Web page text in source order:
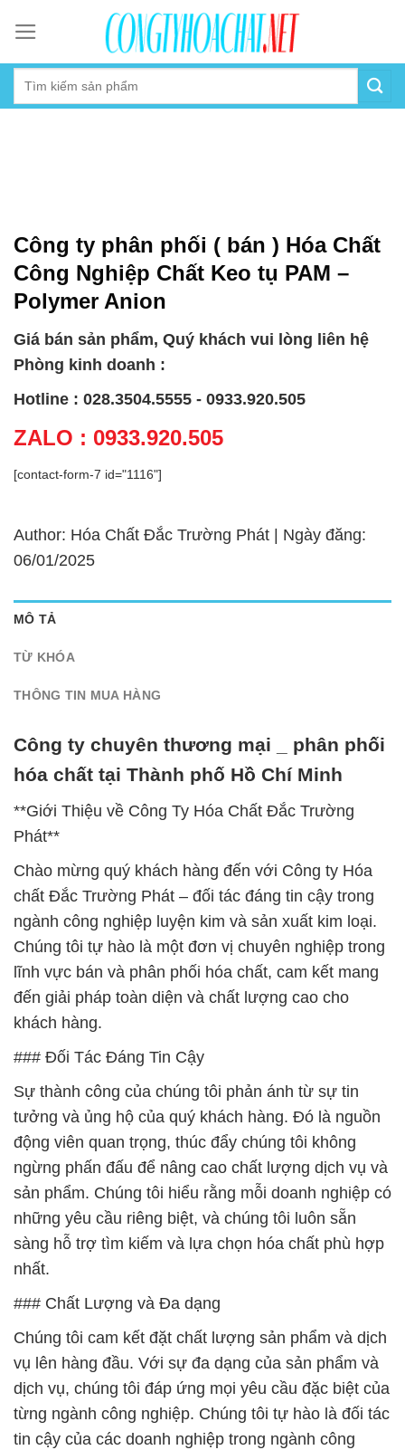
content
Công ty phân phối ( bán ) Hóa Chất
Công Nghiệp Chất Keo tụ PAM –
Polymer Anion
Giá bán sản phẩm, Quý khách vui lòng liên hệ
Phòng kinh doanh :
Hotline : 028.3504.5555 - 0933.920.505
ZALO : 0933.920.505
[contact-form-7 id="1116"]
Author: Hóa Chất Đắc Trường Phát | Ngày đăng:
06/01/2025
MÔ TẢ
TỪ KHÓA
THÔNG TIN MUA HÀNG
Công ty chuyên thương mại _ phân phối
hóa chất tại Thành phố Hồ Chí Minh
**Giới Thiệu về Công Ty Hóa Chất Đắc Trường
Phát**
Chào mừng quý khách hàng đến với Công ty Hóa
chất Đắc Trường Phát – đối tác đáng tin cậy trong
ngành công nghiệp luyện kim và sản xuất kim loại.
Chúng tôi tự hào là một đơn vị chuyên nghiệp trong
lĩnh vực bán và phân phối hóa chất, cam kết mang
đến giải pháp toàn diện và chất lượng cao cho
khách hàng.
### Đối Tác Đáng Tin Cậy
Sự thành công của chúng tôi phản ánh từ sự tin
tưởng và ủng hộ của quý khách hàng. Đó là nguồn
động viên quan trọng, thúc đẩy chúng tôi không
ngừng phấn đấu để nâng cao chất lượng dịch vụ và
sản phẩm. Chúng tôi hiểu rằng mỗi doanh nghiệp có
những yêu cầu riêng biệt, và chúng tôi luôn sẵn
sàng hỗ trợ tìm kiếm và lựa chọn hóa chất phù hợp
nhất.
### Chất Lượng và Đa dạng
Chúng tôi cam kết đặt chất lượng sản phẩm và dịch
vụ lên hàng đầu. Với sự đa dạng của sản phẩm và
dịch vụ, chúng tôi đáp ứng mọi yêu cầu đặc biệt của
từng ngành công nghiệp. Chúng tôi tự hào là đối tác
tin cậy của các doanh nghiệp trong ngành công